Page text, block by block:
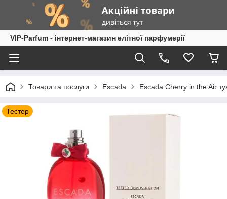
VIP-Parfum - інтернет-магазин елітної парфумерії
Товари та послуги Escada Escada Cherry in the Air
Тестер